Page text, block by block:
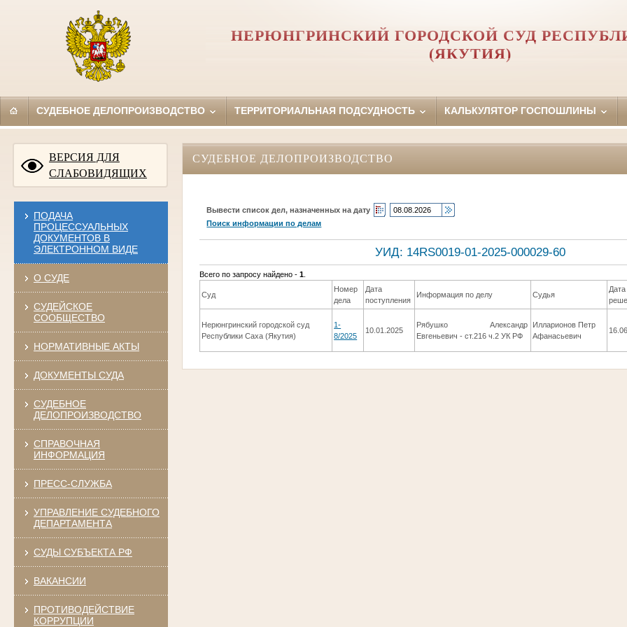
НЕРЮНГРИНСКИЙ ГОРОДСКОЙ СУД
(ЯКУТИЯ)
СУДЕБНОЕ ДЕЛОПРОИЗВОДСТВО ТЕРРИТОРИАЛЬНАЯ ПОДСУДНОСТЬ КАЛЬКУЛЯТОР ГОСПОШЛИНЫ
ВЕРСИЯ ДЛЯ
СЛАБОВИДЯЩИХ
ПОДАЧА
ПРОЦЕССУАЛЬНЫХ
ДОКУМЕНТОВ В
ЭЛЕКТРОННОМ ВИДЕ
О СУДЕ
СУДЕЙСКОЕ
СООБЩЕСТВО
НОРМАТИВНЫЕ АКТЫ
ДОКУМЕНТЫ СУДА
СУДЕБНОЕ
ДЕЛОПРОИЗВОДСТВО
СПРАВОЧНАЯ
ИНФОРМАЦИЯ
ПРЕСС-СЛУЖБА
УПРАВЛЕНИЕ СУДЕБНОГО
ДЕПАРТАМЕНТА
СУДЫ СУБЪЕКТА РФ
ВАКАНСИИ
ПРОТИВОДЕЙСТВИЕ
КОРРУПЦИИ
СУДЕБНОЕ ДЕЛОПРОИЗВОДСТВО
Вывести список дел, назначенных на дату
Поиск информации по делам
УИД: 14RS0019-01-2025-000029-60
Всего по запросу найдено -1
Суд
Номер
дела
Дата
поступления
Информация по делу Судья
Дата
Нерюнгринский городской суд
Республики Саха (Якутия)
1-
8/2025
10.01.2025
Рябушко Александр
Евгеньевич - ст.216 ч.2 УК РФ
Илларионов Петр
Афанасьевич